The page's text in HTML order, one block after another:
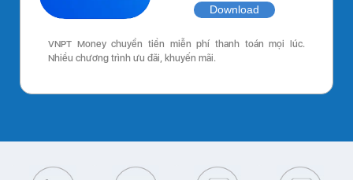
Download
VNPT Money chuyển tiền miễn phí thanh toán mọi lúc.
Nhiều chương trình ưu đãi, khuyến mãi.